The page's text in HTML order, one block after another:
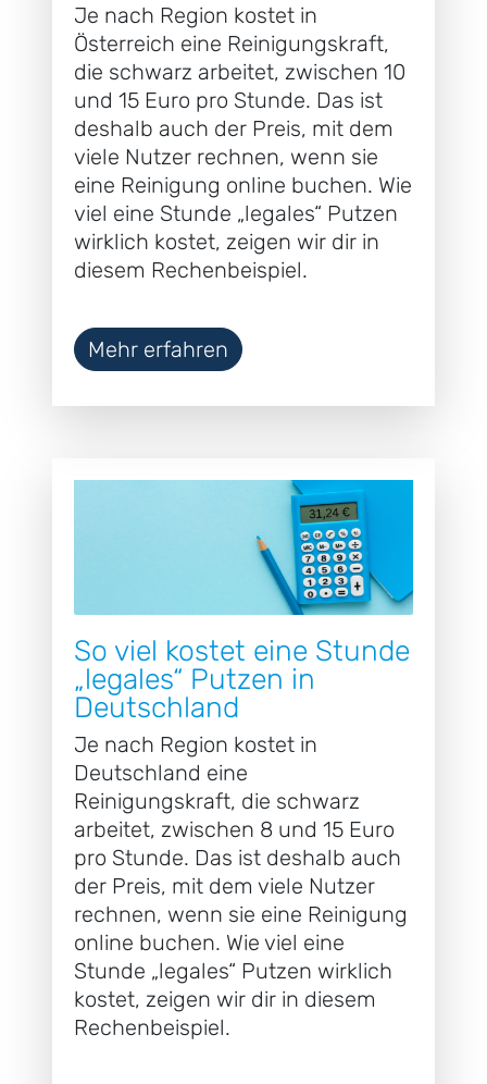
Je nach Region kostet in
Österreich eine Reinigungskraft,
die schwarz arbeitet, zwischen 10
und 15 Euro pro Stunde. Das ist
deshalb auch der Preis, mit dem
viele Nutzer rechnen, wenn sie
eine Reinigung online buchen. Wie
viel eine Stunde „legales“ Putzen
wirklich kostet, zeigen wir dir in
diesem Rechenbeispiel.
Mehr erfahren
So viel kostet eine Stunde
„legales“ Putzen in
Deutschland
Je nach Region kostet in
Deutschland eine
Reinigungskraft, die schwarz
arbeitet, zwischen 8 und 15 Euro
pro Stunde. Das ist deshalb auch
der Preis, mit dem viele Nutzer
rechnen, wenn sie eine Reinigung
online buchen. Wie viel eine
Stunde „legales“ Putzen wirklich
kostet, zeigen wir dir in diesem
Rechenbeispiel.